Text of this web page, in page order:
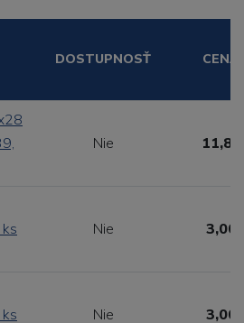
DOSTUPNOSŤ CENA
Nie
Nie 3,00
Nie 3,00